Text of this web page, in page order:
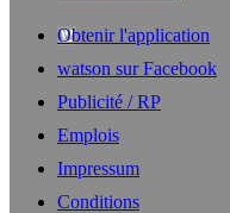
Obtenir l'application
watson sur Facebook
Publicité / RP
Emplois
Impressum
Conditions